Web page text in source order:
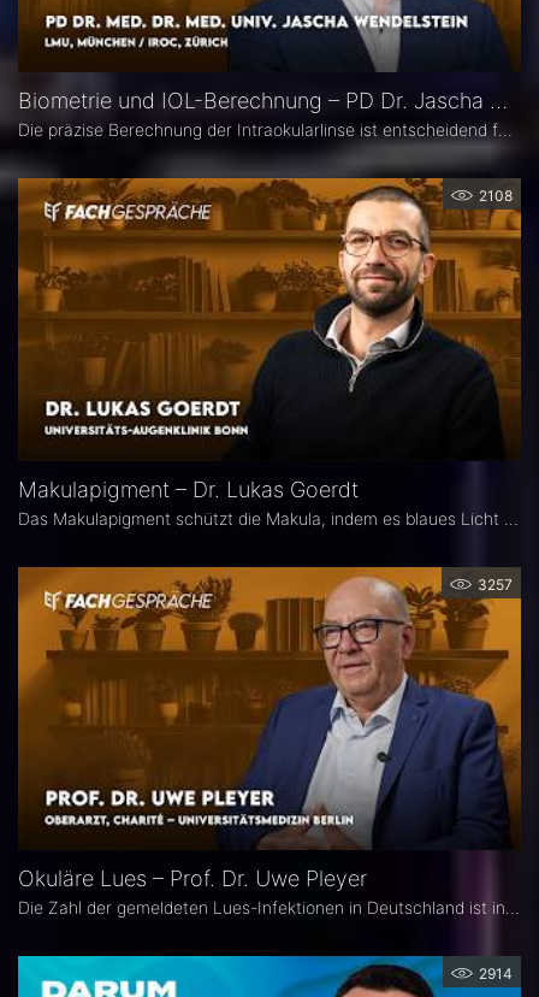
Biometrie und IOL-Berechnung – PD Dr. Jascha Wendelstein im Fachgespräch
2108
Makulapigment – Dr. Lukas Goerdt
3257
Okuläre Lues – Prof. Dr. Uwe Pleyer
2914